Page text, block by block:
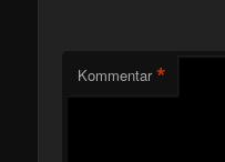
Kommentar *